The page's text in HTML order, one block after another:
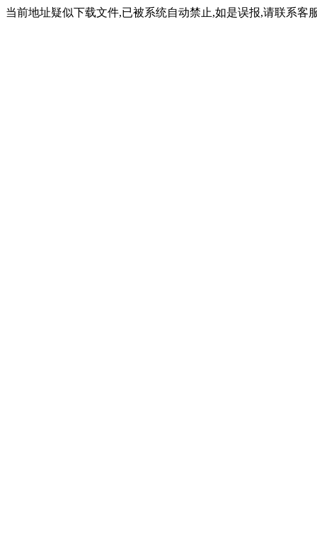
当前地址疑似下载文件,已被系统自动禁止,如是误报,请联系客